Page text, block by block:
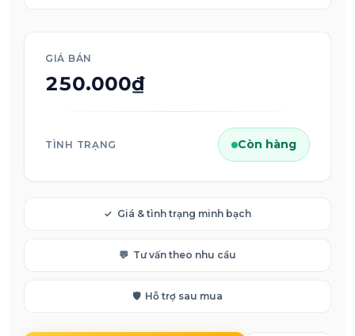
GIÁ BÁN
250.000₫
TÌNH TRẠNG Còn hàng
✓ Giá & tình trạng minh bạch
💬 Tư vấn theo nhu cầu
🛡️ Hỗ trợ sau mua